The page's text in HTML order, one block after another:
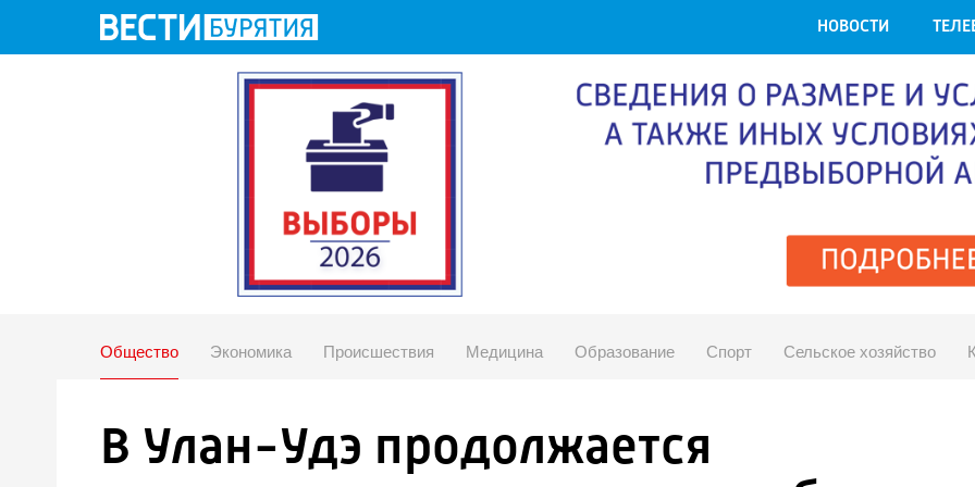
НОВОСТИ
Общество Экономика Происшествия Медицина Образование Спорт Сельское хозяйство
В Улан-Удэ продолжается